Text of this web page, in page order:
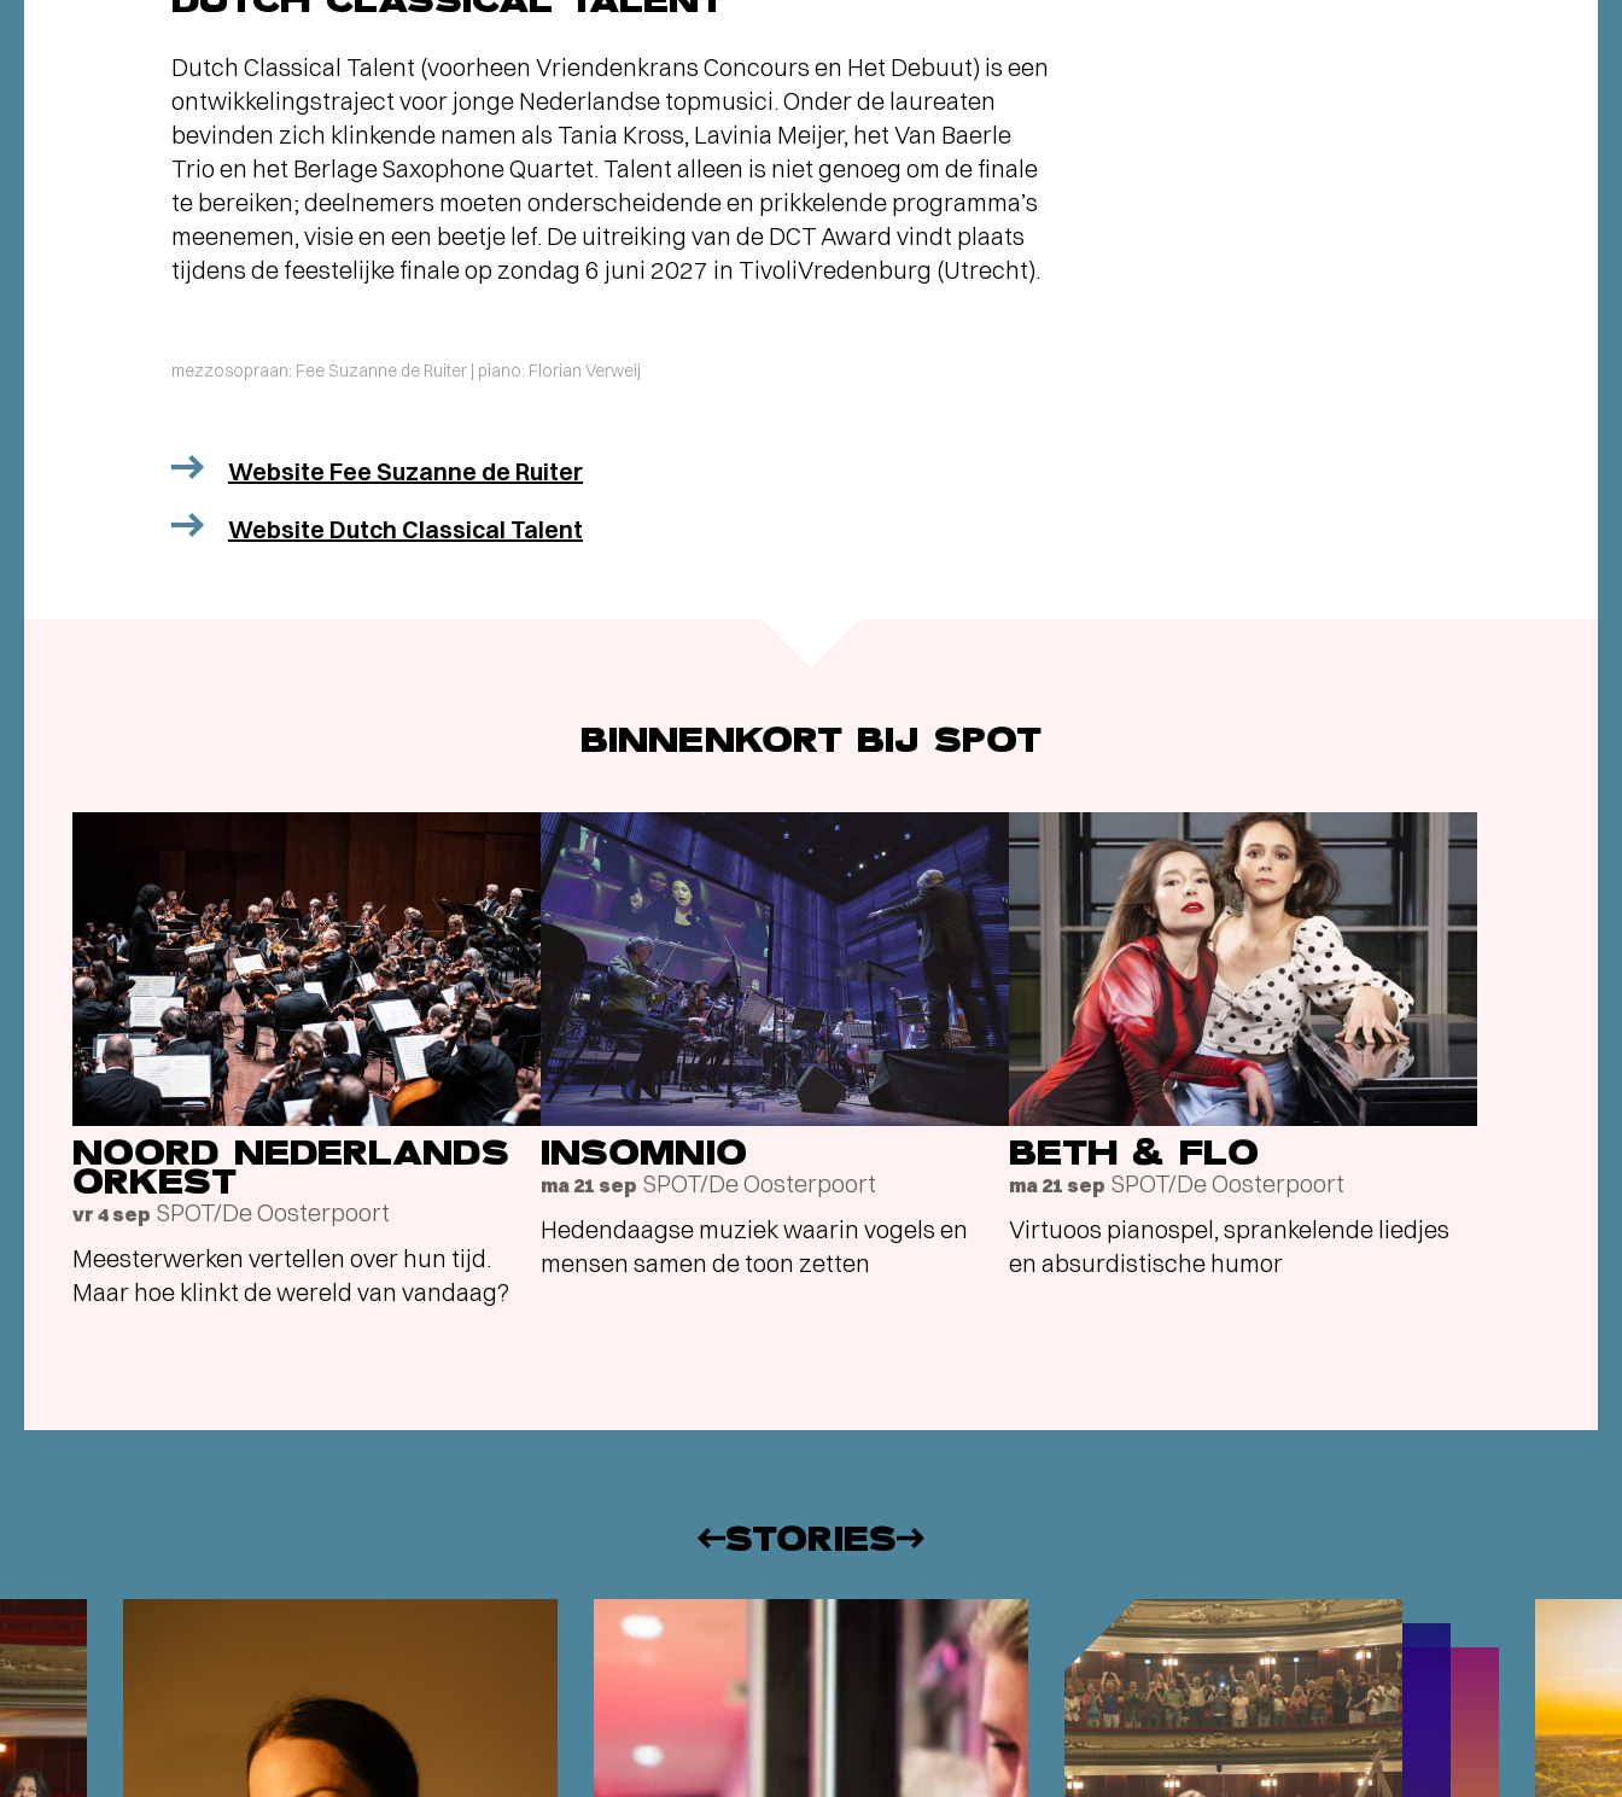
Dutch Classical Talent (voorheen Vriendenkrans Concours en Het Debuut) is een
ontwikkelingstraject voor jonge Nederlandse topmusici. Onder de laureaten
bevinden zich klinkende namen als Tania Kross, Lavinia Meijer, het Van Baerle
Trio en het Berlage Saxophone Quartet. Talent alleen is niet genoeg om de finale
te bereiken; deelnemers moeten onderscheidende en prikkelende programma’s
meenemen, visie en een beetje lef. De uitreiking van de DCT Award vindt plaats
tijdens de feestelijke finale op zondag 6 juni 2027 in TivoliVredenburg (Utrecht).
mezzosopraan: Fee Suzanne de Ruiter | piano: Florian Verweij
Website Fee Suzanne de Ruiter
Website Dutch Classical Talent
BINNENKORT BIJ SPOT
NOORD NEDERLANDS
ORKEST
vr 4 sep SPOT/De Oosterpoort
Meesterwerken vertellen over hun tijd.
Maar hoe klinkt de wereld van vandaag?
INSOMNIO
ma 21 sep SPOT/De Oosterpoort
Hedendaagse muziek waarin vogels en
mensen samen de toon zetten
BETH & FLO
ma 21 sep SPOT/De Oosterpoort
Virtuoos pianospel, sprankelende liedjes
en absurdistische humor
STORIES